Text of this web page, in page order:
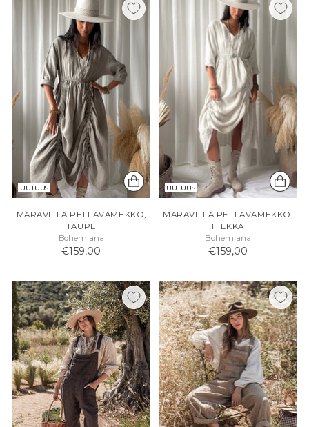
UUTUUS
MARAVILLA PELLAVAMEKKO,
TAUPE
Bohemiana
€159,00
UUTUUS
MARAVILLA PELLAVAMEKKO,
HIEKKA
Bohemiana
€159,00